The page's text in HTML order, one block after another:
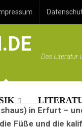
Das Literatur
in Erfurt –
Füße und die